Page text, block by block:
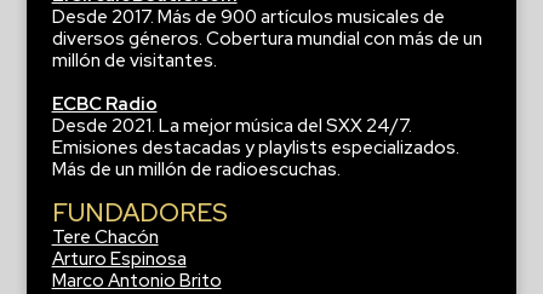
Desde 2017. Más de 900 artículos musicales de
diversos géneros. Cobertura mundial con más de un
millón de visitantes.
ECBC Radio
Desde 2021. La mejor música del SXX 24/7.
Emisiones destacadas y playlists especializados.
Más de un millón de radioescuchas.
FUNDADORES
Tere Chacón
Arturo Espinosa
Marco Antonio Brito